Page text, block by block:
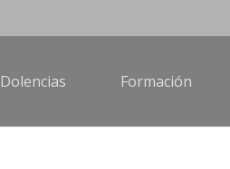
Dolencias Formación